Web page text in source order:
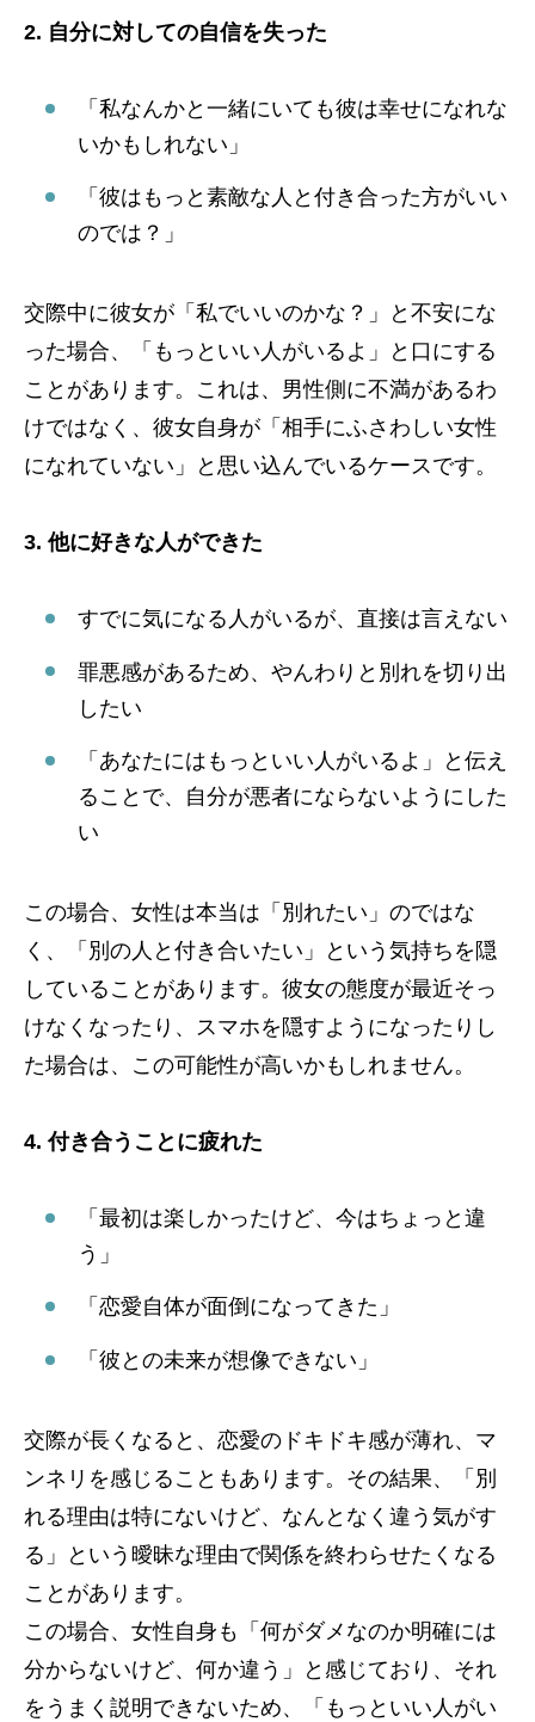
2. 自分に対しての自信を失った
「私なんかと一緒にいても彼は幸せになれな
いかもしれない」
「彼はもっと素敵な人と付き合った方がいい
のでは？」
交際中に彼女が「私でいいのかな？」と不安にな
った場合、「もっといい人がいるよ」と口にする
ことがあります。これは、男性側に不満があるわ
けではなく、彼女自身が「相手にふさわしい女性
になれていない」と思い込んでいるケースです。
3. 他に好きな人ができた
すでに気になる人がいるが、直接は言えない
罪悪感があるため、やんわりと別れを切り出
したい
「あなたにはもっといい人がいるよ」と伝え
ることで、自分が悪者にならないようにした
い
この場合、女性は本当は「別れたい」のではな
く、「別の人と付き合いたい」という気持ちを隠
していることがあります。彼女の態度が最近そっ
けなくなったり、スマホを隠すようになったりし
た場合は、この可能性が高いかもしれません。
4. 付き合うことに疲れた
「最初は楽しかったけど、今はちょっと違
う」
「恋愛自体が面倒になってきた」
「彼との未来が想像できない」
交際が長くなると、恋愛のドキドキ感が薄れ、マ
ンネリを感じることもあります。その結果、「別
れる理由は特にないけど、なんとなく違う気がす
る」という曖昧な理由で関係を終わらせたくなる
ことがあります。
この場合、女性自身も「何がダメなのか明確には
分からないけど、何か違う」と感じており、それ
をうまく説明できないため、「もっといい人がい